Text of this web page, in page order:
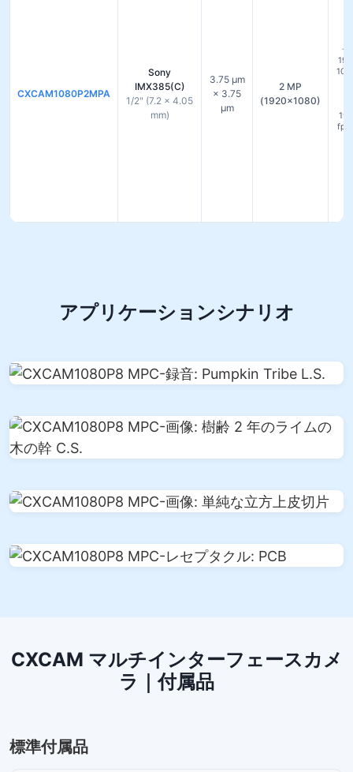
CXCAM1080P2MPA
Sony
IMX385(C)
1/2" (7.2 × 4.05
mm)
3.75 µm
× 3.75
µm
2 MP
(1920×1080)
セ
100
fps
アプリケーションシナリオ
CXCAM マルチインターフェースカメ
ラ｜付属品
標準付属品